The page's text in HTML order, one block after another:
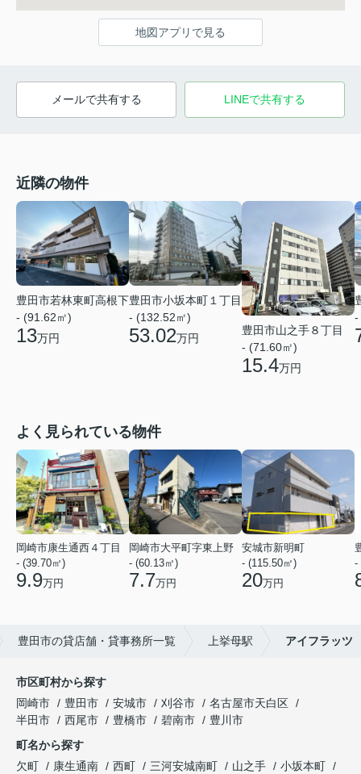
地図アプリで見る
メールで共有する LINEで共有する
近隣の物件
豊田市若林東町高根下
- (91.62㎡)
13万円
豊田市小坂本町１丁目
- (132.52㎡)
53.02万円
豊田市山之手８丁目
- (71.60㎡)
15.4万円
-
よく見られている物件
岡崎市康生通西４丁目
- (39.70㎡)
9.9万円
岡崎市大平町字東上野
- (60.13㎡)
7.7万円
安城市新明町
- (115.50㎡)
20万円
-
豊田市の貸店舗・貸事務所一覧 上挙母駅 アイフラッツ
市区町村から探す
岡崎市
豊田市 安城市 刈谷市
名古屋市天白区
半田市
西尾市 豊橋市 碧南市
豊川市
町名から探す
欠町
康生通南 西町 三河安城南町 山之手
小坂本町